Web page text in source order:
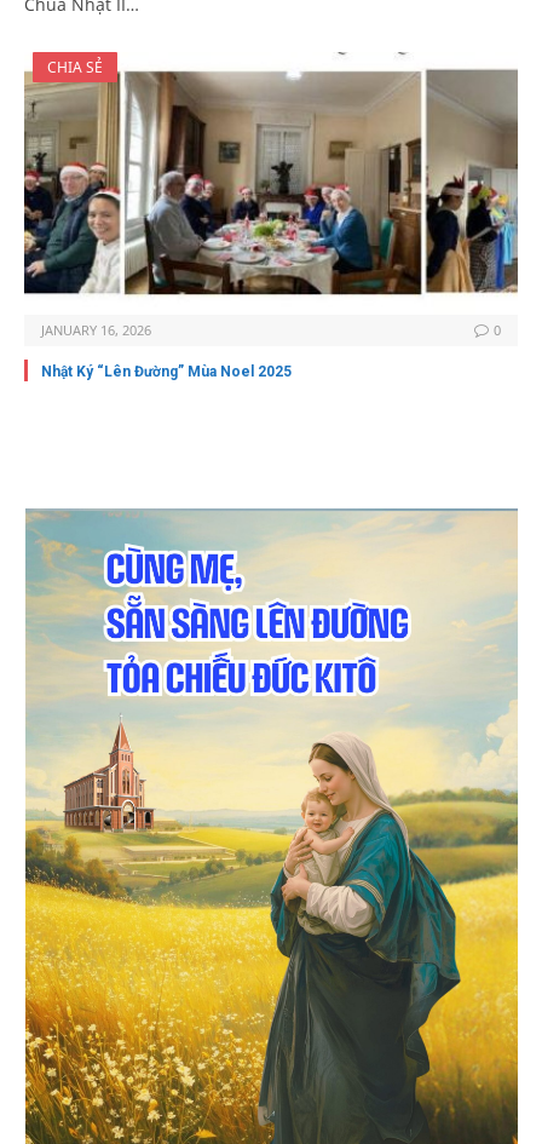
CHIA SẺ
JANUARY 16, 2026 0
Nhật Ký “Lên Đường” Mùa Noel 2025